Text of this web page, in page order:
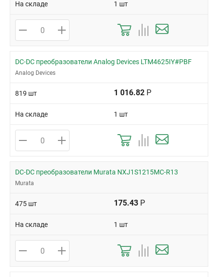
На складе 1 шт
DC-DC преобразователи Analog Devices LTM4625IY#PBF
Analog Devices
819 шт 1 016.82 Р
На складе 1 шт
DC-DC преобразователи Murata NXJ1S1215MC-R13
Murata
475 шт 175.43 Р
На складе 1 шт